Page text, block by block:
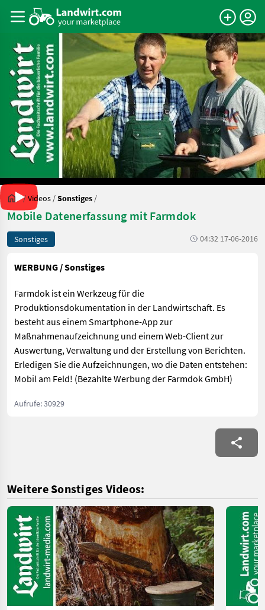
/Videos /Sonstiges /
Mobile Datenerfassung mit Farmdok
Sonstiges 04:32 17-06-2016
WERBUNG / Sonstiges
Farmdok ist ein Werkzeug für die
Produktionsdokumentation in der Landwirtschaft. Es
besteht aus einem Smartphone-App zur
Maßnahmenaufzeichnung und einem Web-Client zur
Auswertung, Verwaltung und der Erstellung von Berichten.
Erledigen Sie die Aufzeichnungen, wo die Daten entstehen:
Mobil am Feld! (Bezahlte Werbung der Farmdok GmbH)
Aufrufe: 30929
Weitere Sonstiges Videos: